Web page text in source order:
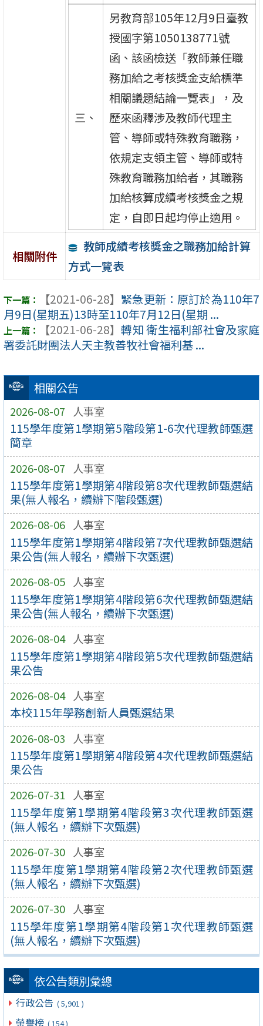
相關公告
2026-08-07 人事室
115學年度第1學期第5階段第1-6次代理教師甄選
簡章
2026-08-07 人事室
115學年度第1學期第4階段第8次代理教師甄選結
果(無人報名，續辦下階段甄選)
2026-08-06 人事室
115學年度第1學期第4階段第7次代理教師甄選結
果公告(無人報名，續辦下次甄選)
2026-08-05 人事室
115學年度第1學期第4階段第6次代理教師甄選結
果公告(無人報名，續辦下次甄選)
2026-08-04 人事室
115學年度第1學期第4階段第5次代理教師甄選結
果公告
2026-08-04 人事室
本校115年學務創新人員甄選結果
2026-08-03 人事室
115學年度第1學期第4階段第4次代理教師甄選結
果公告
2026-07-31 人事室
115學年度第1學期第4階段第3次代理教師甄選
(無人報名，續辦下次甄選)
2026-07-30 人事室
115學年度第1學期第4階段第2次代理教師甄選
(無人報名，續辦下次甄選)
2026-07-30 人事室
115學年度第1學期第4階段第1次代理教師甄選
(無人報名，續辦下次甄選)
依公告類別彙總
行政公告 ( 5,901 )
榮譽榜 ( 154 )
三、
另教育部105年12月9日臺教
授國字第1050138771號
函、該函檢送「教師兼任職
務加給之考核獎金支給標準
相關議題結論一覽表」，及
歷來函釋涉及教師代理主
管、導師或特殊教育職務，
依規定支領主管、導師或特
殊教育職務加給者，其職務
加給核算成績考核獎金之規
定，自即日起均停止適用。
相關附件
教師成績考核獎金之職務加給計算
方式一覽表
【2021-06-28】 緊急更新：原訂於為110年7
月9日(星期五)13時至110年7月12日(星期 ...
【2021-06-28】 轉知 衛生福利部社會及家庭
署委託財團法人天主教善牧社會福利基 ...